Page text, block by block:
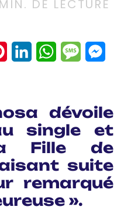
MIN. DE LECTURE
Pinterest
LinkedInWhatsApp
dévoile
single et
Fille de
suite
remarqué
».